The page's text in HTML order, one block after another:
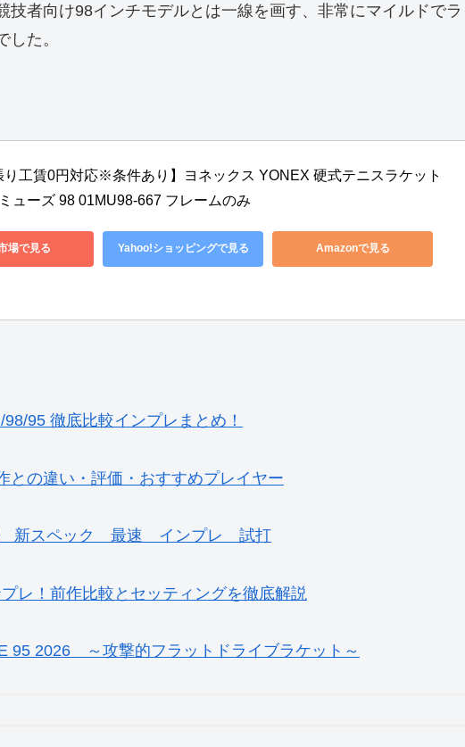
技者向け98インチモデルとは一線を画す、非常にマイルドでラ
た。
り工賃0円対応※条件あり】ヨネックス YONEX 硬式テニスラケット
ューズ 98 01MU98-667 フレームのみ
場で見る Yahoo!ショッピングで見る Amazonで見る
95 徹底比較インプレまとめ！
との違い・評価・おすすめプレイヤー
新スペック 最速 インプレ 試打
レ！前作比較とセッティングを徹底解説
95 2026 ～攻撃的フラットドライブラケット～